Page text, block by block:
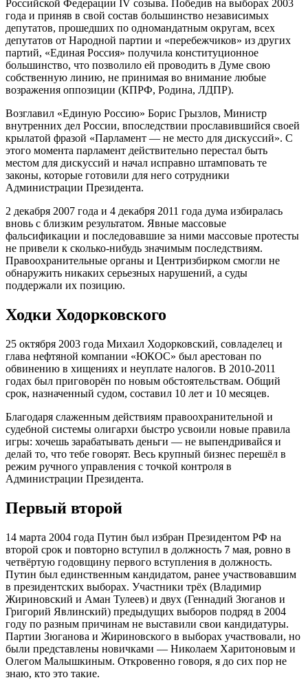
Российской Федерации IV созыва. Победив на выборах 2003
года и приняв в свой состав большинство независимых
депутатов, прошедших по одномандатным округам, всех
депутатов от Народной партии и «перебежчиков» из других
партий, «Единая Россия» получила конституционное
большинство, что позволило ей проводить в Думе свою
собственную линию, не принимая во внимание любые
возражения оппозиции (КПРФ, Родина, ЛДПР).
Возглавил «Единую Россию» Борис Грызлов, Министр
внутренних дел России, впоследствии прославившийся своей
крылатой фразой «Парламент — не место для дискуссий». С
этого момента парламент действительно перестал быть
местом для дискуссий и начал исправно штамповать те
законы, которые готовили для него сотрудники
Администрации Президента.
2 декабря 2007 года и 4 декабря 2011 года дума избиралась
вновь с близким результатом. Явные массовые
фальсификации и последовавшие за ними массовые протесты
не привели к сколько-нибудь значимым последствиям.
Правоохранительные органы и Центризбирком смогли не
обнаружить никаких серьезных нарушений, а суды
поддержали их позицию.
Ходки Ходорковского
25 октября 2003 года Михаил Ходорковский, совладелец и
глава нефтяной компании «ЮКОС» был арестован по
обвинению в хищениях и неуплате налогов. В 2010-2011
годах был приговорён по новым обстоятельствам. Общий
срок, назначенный судом, составил 10 лет и 10 месяцев.
Благодаря слаженным действиям правоохранительной и
судебной системы олигархи быстро усвоили новые правила
игры: хочешь зарабатывать деньги — не выпендривайся и
делай то, что тебе говорят. Весь крупный бизнес перешёл в
режим ручного управления с точкой контроля в
Администрации Президента.
Первый второй
14 марта 2004 года Путин был избран Президентом РФ на
второй срок и повторно вступил в должность 7 мая, ровно в
четвёртую годовщину первого вступления в должность.
Путин был единственным кандидатом, ранее участвовавшим
в президентских выборах. Участники трёх (Владимир
Жириновский и Аман Тулеев) и двух (Геннадий Зюганов и
Григорий Явлинский) предыдущих выборов подряд в 2004
году по разным причинам не выставили свои кандидатуры.
Партии Зюганова и Жириновского в выборах участвовали, но
были представлены новичками — Николаем Харитоновым и
Олегом Малышкиным. Откровенно говоря, я до сих пор не
знаю, кто это такие.